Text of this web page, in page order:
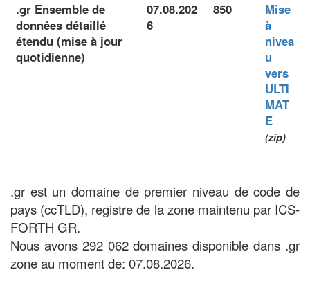
.gr Ensemble de
données détaillé
étendu (mise à jour
quotidienne)
07.08.202
6
850
Mise
à
nivea
u
vers
ULTI
MAT
E
(zip)
.gr est un domaine de premier niveau de code de
pays (ccTLD), registre de la zone maintenu par ICS-
FORTH GR.
Nous avons 292 062 domaines disponible dans .gr
zone au moment de: 07.08.2026.